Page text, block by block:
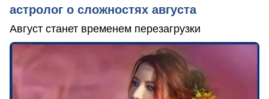
астролог о сложностях августа
Август станет временем перезагрузки